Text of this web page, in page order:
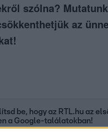
szólna?
az
be, hogy az RTL.hu az
a Google-találatokban!